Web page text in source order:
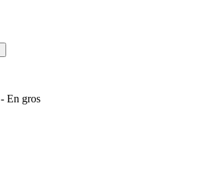
En gros